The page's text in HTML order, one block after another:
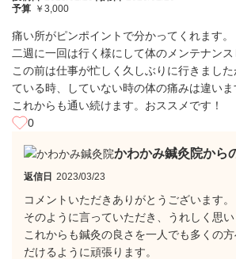
予算 ￥3,000
痛い所がピンポイントで分かってくれます。
二週に一回は行く様にして体のメンテナンス
この前は仕事が忙しく久しぶりに行きまし
ている時、していない時の体の痛みは違いま
これからも通い続けます。おススメです！
0
かわかみ鍼灸院から
返信日 2023/03/23
コメントいただきありがとうございます。
そのように言っていただき、うれしく思い
これからも鍼灸の良さを一人でも多くの
だけるように頑張ります。